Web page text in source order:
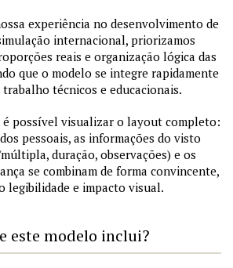
experiência no desenvolvimento de
internacional, priorizamos
reais e organização lógica das
que o modelo se integre rapidamente
técnicos e educacionais.
é possível visualizar o layout completo:
pessoais, as informações do visto
duração, observações) e os
se combinam de forma convincente,
legibilidade e impacto visual.
este modelo inclui?